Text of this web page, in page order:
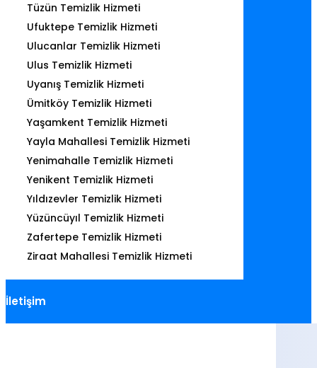
Tüzün Temizlik Hizmeti
Ufuktepe Temizlik Hizmeti
Ulucanlar Temizlik Hizmeti
Ulus Temizlik Hizmeti
Uyanış Temizlik Hizmeti
Ümitköy Temizlik Hizmeti
Yaşamkent Temizlik Hizmeti
Yayla Mahallesi Temizlik Hizmeti
Yenimahalle Temizlik Hizmeti
Yenikent Temizlik Hizmeti
Yıldızevler Temizlik Hizmeti
Yüzüncüyıl Temizlik Hizmeti
Zafertepe Temizlik Hizmeti
Ziraat Mahallesi Temizlik Hizmeti
İletişim